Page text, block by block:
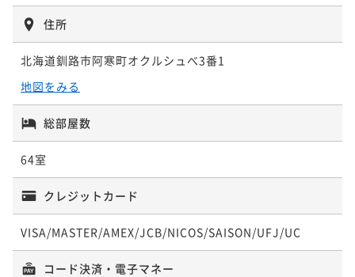
【早期割２８】２８日前までのご予約に★
二食付き
¥ 56,848 ~
【スタンダード】静かな森に抱かれた宿で癒しの休
日 天然温泉風呂完備
二食付き 事前決済可
IN 15:00 - 20:00 OUT11:00
ポイント即利用で
住所
北海道釧路市阿寒町オクルシュべ3番1
地図をみる
総部屋数
64室
クレジットカード
VISA/MASTER/AMEX/JCB/NICOS/SAISON/UFJ/UC
コード決済・電子マネー